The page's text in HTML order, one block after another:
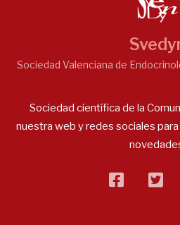
Sociedad Valenciana de
Sociedad científica de la
nuestra web y redes sociales
facebook